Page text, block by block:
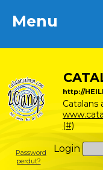
Menu
http://
(#)
Login
Password
perdut?
Menu